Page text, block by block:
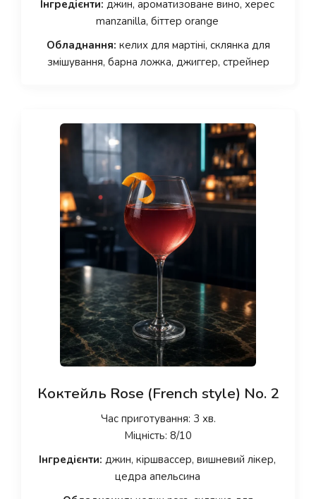
Інгредієнти: джин, ароматизоване вино, херес
manzanilla, біттер orange
Обладнання: келих для мартіні, склянка для
змішування, барна ложка, джиггер, стрейнер
Коктейль Rose (French style) No. 2
Час приготування: 3 хв.
Міцність: 8/10
Інгредієнти: джин, кіршвассер, вишневий лікер,
цедра апельсина